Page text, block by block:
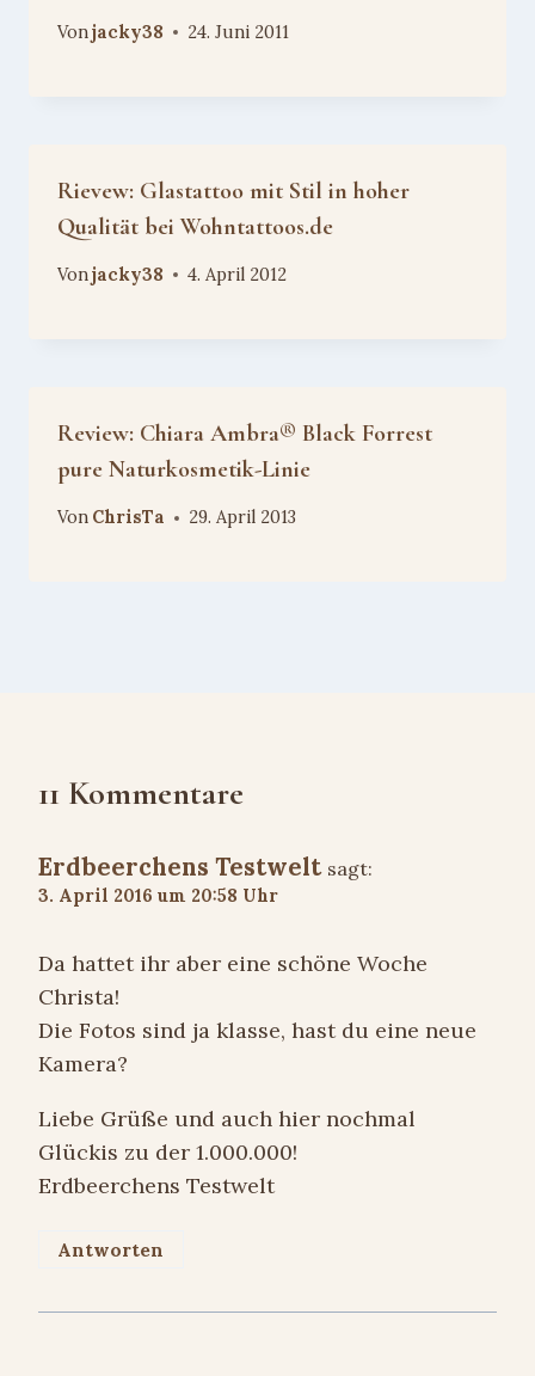
Vonjacky38 24. Juni 2011
Rievew: Glastattoo mit Stil in hoher
Qualität bei Wohntattoos.de
Vonjacky38 4. April 2012
Review: Chiara Ambra® Black Forrest
pure Naturkosmetik-Linie
Von ChrisTa 29. April 2013
11 Kommentare
Erdbeerchens Testwelt sagt:
3. April 2016 um 20:58 Uhr
Da hattet ihr aber eine schöne Woche
Christa!
Die Fotos sind ja klasse, hast du eine neue
Kamera?
Liebe Grüße und auch hier nochmal
Glückis zu der 1.000.000!
Erdbeerchens Testwelt
Antworten